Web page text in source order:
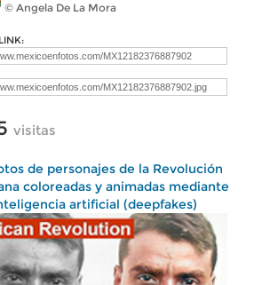
© Angela De La Mora
visitas
de personajes de la Revolución
coloreadas y animadas mediante
artificial (deepfakes)